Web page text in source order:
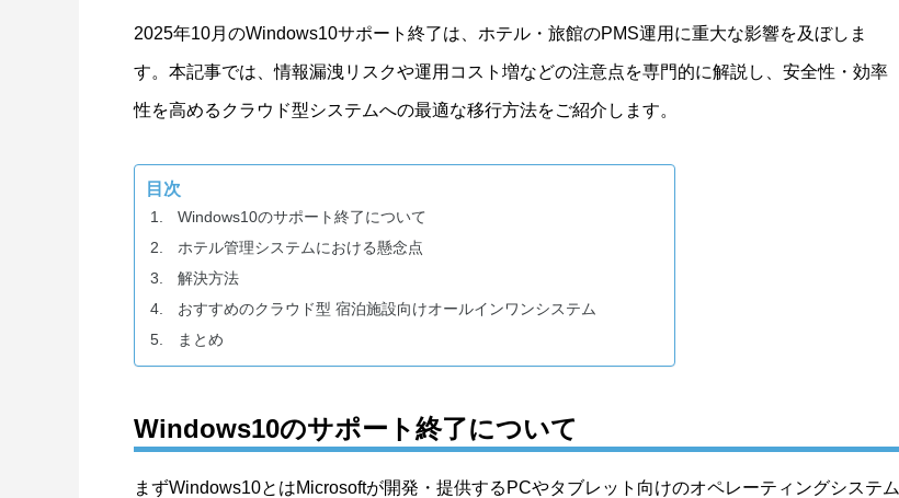
2025年10月のWindows10サポート終了は、ホテル・旅館のPMS運用に重大な影響を及ぼしま
す。本記事では、情報漏洩リスクや運用コスト増などの注意点を専門的に解説し、安全性・効率
性を高めるクラウド型システムへの最適な移行方法をご紹介します。
目次
Windows10のサポート終了について
ホテル管理システムにおける懸念点
解決方法
おすすめのクラウド型 宿泊施設向けオールインワンシステム
まとめ
Windows10のサポート終了について
まずWindows10とはMicrosoftが開発・提供するPCやタブレット向けのオペレーティングシステム